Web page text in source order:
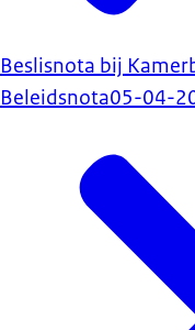
Beslisnota bij
Beleidsnota05-04-